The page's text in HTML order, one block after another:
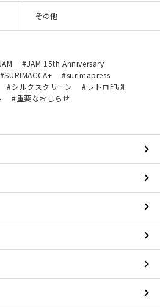
その他
JAM 15th Anniversary
SURIMACCA+
surimapress
シルクスクリーン
レトロ印刷
重要なおしらせ